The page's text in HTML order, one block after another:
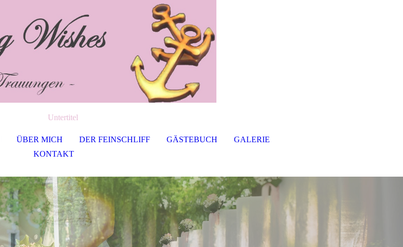
Untertitel
ÜBER MICH DER FEINSCHLIFF GÄSTEBUCH
GALERIE
KONTAKT